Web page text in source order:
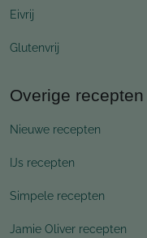
Eivrij
Glutenvrij
Overige recepten
Nieuwe recepten
IJs recepten
Simpele recepten
Jamie Oliver recepten